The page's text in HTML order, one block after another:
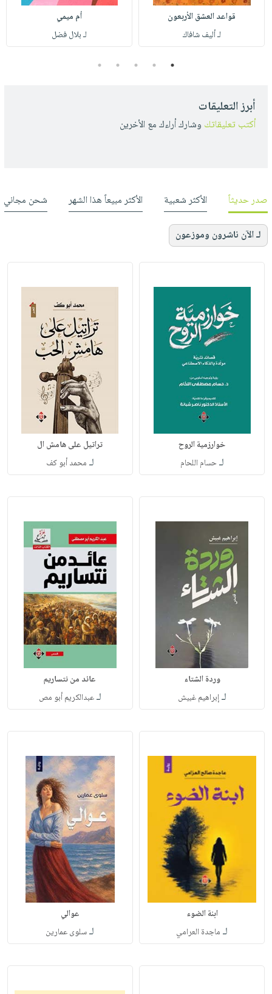
قواعد العشق الأربعون
لـ أليف شافاك
أم ميمي
لـ بلال فضل
1
2
3
4
5
أبرز التعليقات
أكتب تعليقاتك وشارك أراءك مع الأخرين
صدر حديثاً الأكثر شعبية الأكثر مبيعاً هذا الشهر شحن مجاني
لـ الآن ناشرون وموزعون
خوارزمية الروح
لـحسام اللحام
تراتيل على هامش ال
لـ محمد أبو كف
وردة الشتاء
لـإبراهيم غبيش
عائد من نتساريم
لـعبدالكريم أبو مص
ابنة الضوء
لـ ماجدة العرامي
عوالي
لـسلوى عمارين